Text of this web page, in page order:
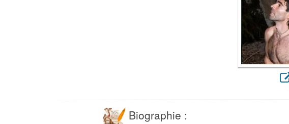
Biographie :